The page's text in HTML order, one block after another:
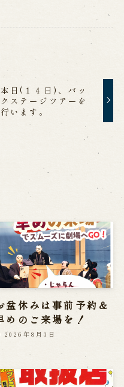
情報ページへ移動します
本日(１４日)、バッ
クステージツアーを
行います。
盆休みは事前予約＆
めのご来場を！
2026年8月3日